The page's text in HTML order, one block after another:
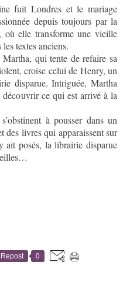
fuit Londres et le mariage
depuis toujours par la
elle transforme une vieille
textes anciens.
qui tente de refaire sa
croise celui de Henry, un
disparue. Intriguée, Martha
découvrir ce qui est arrivé à la
à pousser dans un
des livres qui apparaissent sur
ait posés, la librairie disparue
Repost 0